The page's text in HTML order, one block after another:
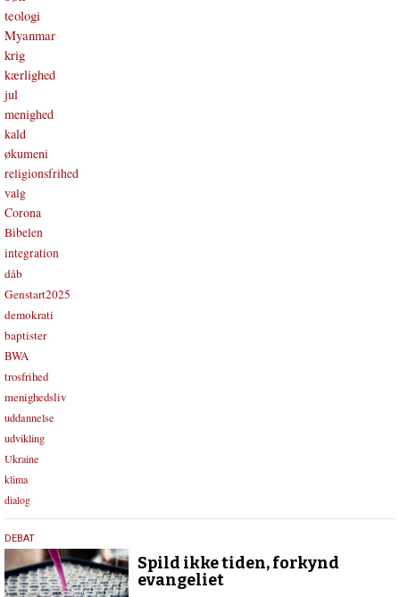
teologi
Myanmar
krig
kærlighed
jul
menighed
kald
økumeni
religionsfrihed
valg
Corona
Bibelen
integration
dåb
Genstart2025
demokrati
baptister
BWA
trosfrihed
menighedsliv
uddannelse
udvikling
Ukraine
klima
dialog
15.
november
2018
DEBAT
Spild ikke tiden, forkynd
evangeliet